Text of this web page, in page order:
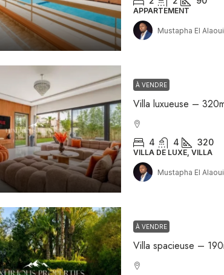
APPARTEMENT
Mustapha El Alaoui
À VENDRE
4 4 320
VILLA DE LUXE, VILLA
Mustapha El Alaoui
À VENDRE